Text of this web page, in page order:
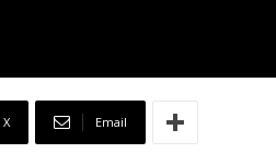
X Email